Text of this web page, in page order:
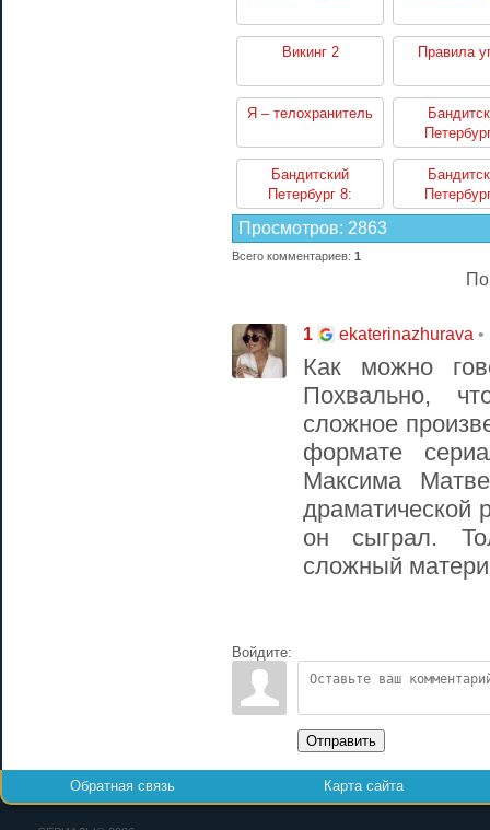
Викинг 2 Правила
Я – телохранитель
Бандитский
Петербург 8:
Терминал
Просмотров: 2863
Всего комментариев: 1
1 ekaterinazhurava
Как можно
Похвально,
сложное
формате
Максима
драматической
он сыграл.
сложный
Войдите:
Отправить
Обратная связь Карта сайта